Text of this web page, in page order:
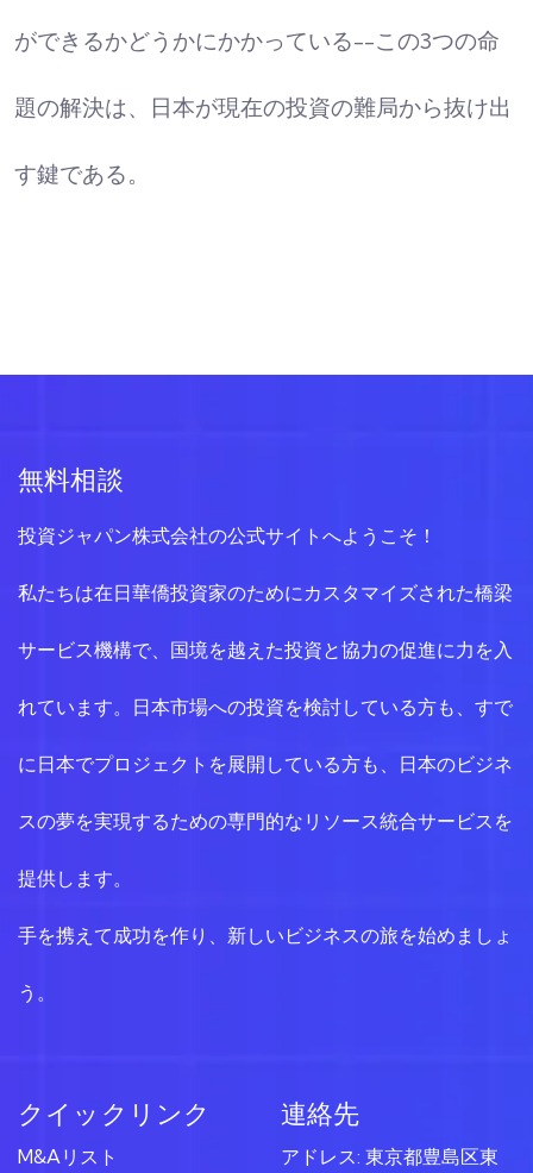
ができるかどうかにかかっている--この3つの命
題の解決は、日本が現在の投資の難局から抜け出
す鍵である。
無料相談
投資ジャパン株式会社の公式サイトへようこそ！
私たちは在日華僑投資家のためにカスタマイズされた橋梁
サービス機構で、国境を越えた投資と協力の促進に力を入
れています。日本市場への投資を検討している方も、すで
に日本でプロジェクトを展開している方も、日本のビジネ
スの夢を実現するための専門的なリソース統合サービスを
提供します。
手を携えて成功を作り、新しいビジネスの旅を始めましょ
う。
クイックリンク
M&Aリスト
連絡先
アドレス: 東京都豊島区東